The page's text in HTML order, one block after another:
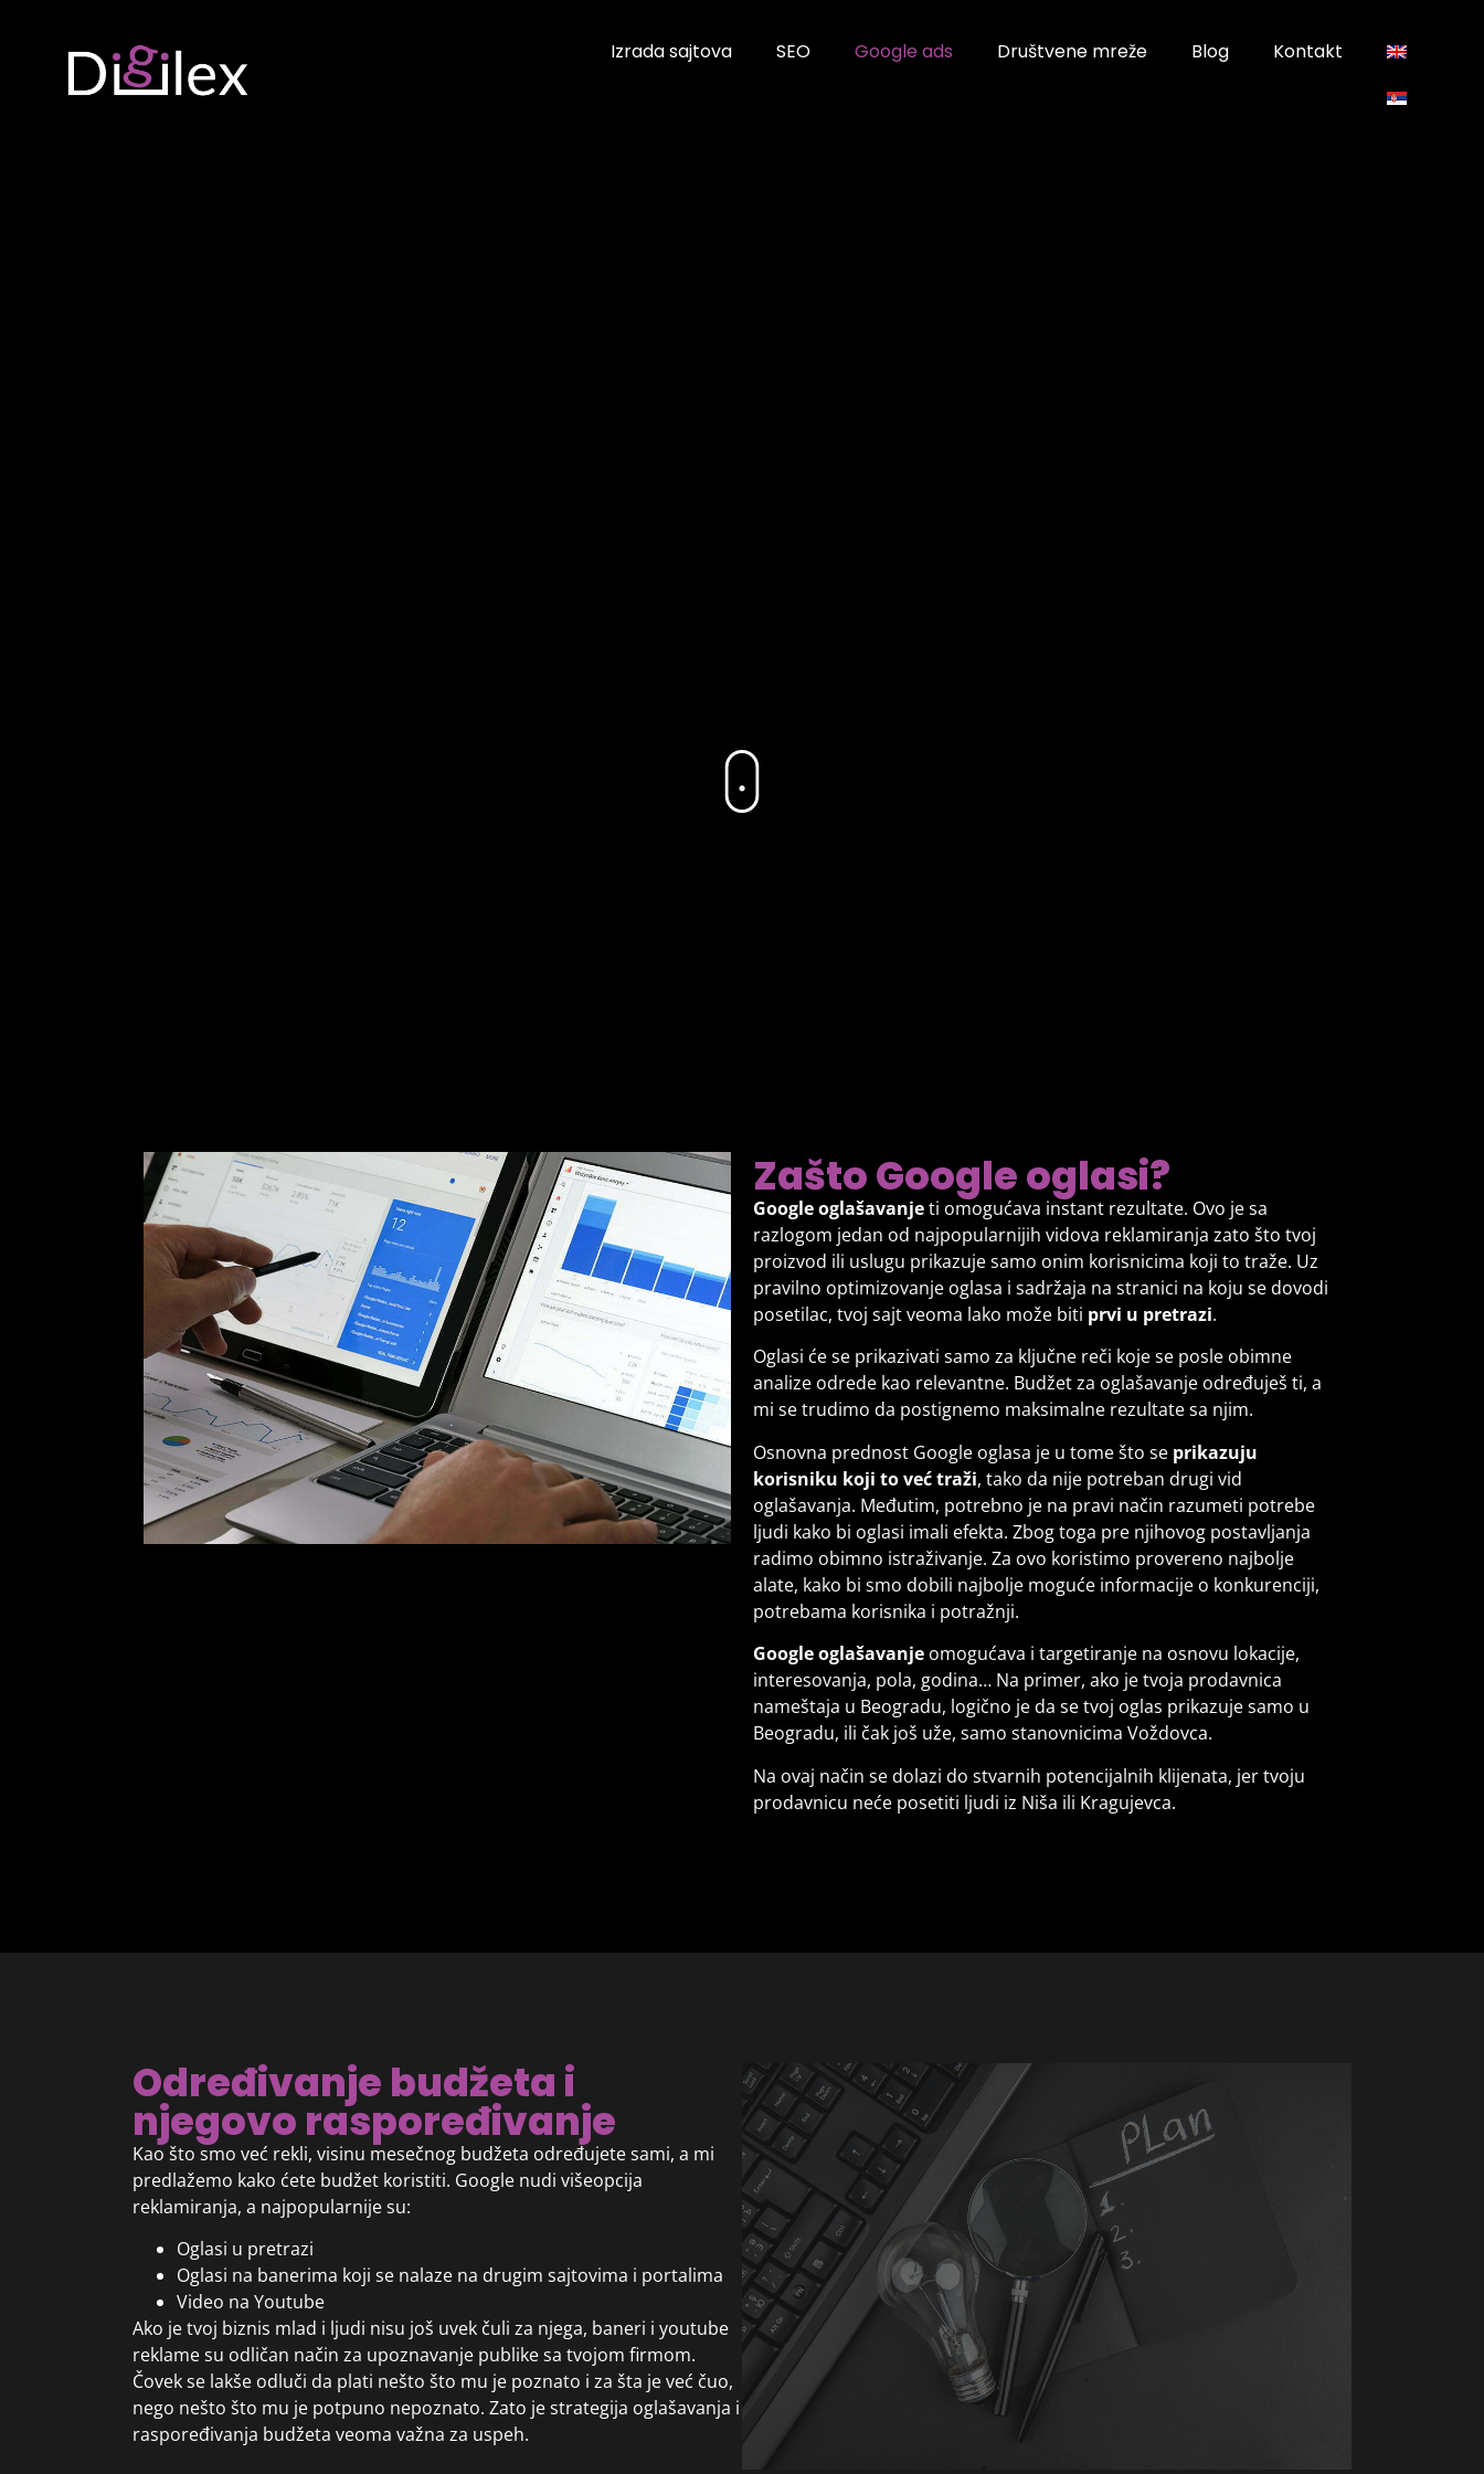
Izrada sajtova SEO Google ads Društvene mreže Blog Kontakt
Zašto Google oglasi?
Google oglašavanjeti omogućava instant rezultate. Ovo je sa
razlogom jedan od najpopularnijih vidova reklamiranja zato što tvoj
proizvod ili uslugu prikazuje samo onim korisnicima koji to traže. Uz
pravilno optimizovanje oglasa i sadržaja na stranici na koju se dovodi
posetilac, tvoj sajt veoma lako može biti prvi u pretrazi.
Oglasi će se prikazivati samo za ključne reči koje se posle obimne
analize odrede kao relevantne. Budžet za oglašavanje određuješ ti, a
mi se trudimo da postignemo maksimalne rezultate sa njim.
Osnovna prednost Google oglasa je u tome što se prikazuju
korisniku koji to već traži, tako da nije potreban drugi vid
oglašavanja. Međutim, potrebno je na pravi način razumeti potrebe
ljudi kako bi oglasi imali efekta. Zbog toga pre njihovog postavljanja
radimo obimno istraživanje. Za ovo koristimo provereno najbolje
alate, kako bi smo dobili najbolje moguće informacije o konkurenciji,
potrebama korisnika i potražnji.
Google oglašavanje omogućava i targetiranje na osnovu lokacije,
interesovanja, pola, godina… Na primer, ako je tvoja prodavnica
nameštaja u Beogradu, logično je da se tvoj oglas prikazuje samo u
Beogradu, ili čak još uže, samo stanovnicima Voždovca.
Na ovaj način se dolazi do stvarnih potencijalnih klijenata, jer tvoju
prodavnicu neće posetiti ljudi iz Niša ili Kragujevca.
Određivanje budžeta i
njegovo raspoređivanje
Kao što smo već rekli, visinu mesečnog budžeta određujete sami, a mi
predlažemo kako ćete budžet koristiti. Google nudi višeopcija
reklamiranja, a najpopularnije su:
Oglasi u pretrazi
Oglasi na banerima koji se nalaze na drugim sajtovima i portalima
Video na Youtube
Ako je tvoj biznis mlad i ljudi nisu još uvek čuli za njega, baneri i youtube
reklame su odličan način za upoznavanje publike sa tvojom firmom.
Čovek se lakše odluči da plati nešto što mu je poznato i za šta je već čuo,
nego nešto što mu je potpuno nepoznato. Zato je strategija oglašavanja i
raspoređivanja budžeta veoma važna za uspeh.